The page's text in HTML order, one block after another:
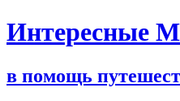
Интересные
в помощь